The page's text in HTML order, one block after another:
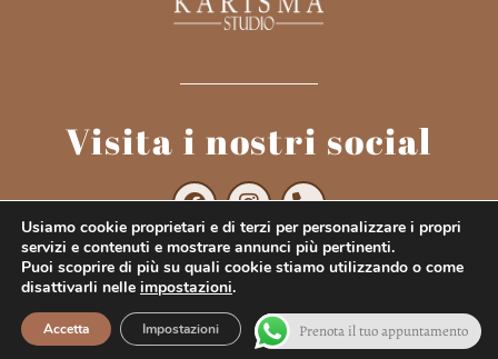
Visita i nostri social
Karisma Studio - Milano © 2023 All rights reserved
Usiamo cookie proprietari e di terzi per personalizzare i propri
servizi e contenuti e mostrare annunci più pertinenti.
Puoi scoprire di più su quali cookie stiamo utilizzando o come
disattivarli nelle impostazioni.
Accetta Impostazioni Prenota il tuo appuntamento